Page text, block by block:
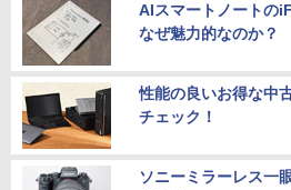
AIスマートノートの
なぜ魅力的なのか？
性能の良いお得な中
チェック！
ソニーミラーレス一